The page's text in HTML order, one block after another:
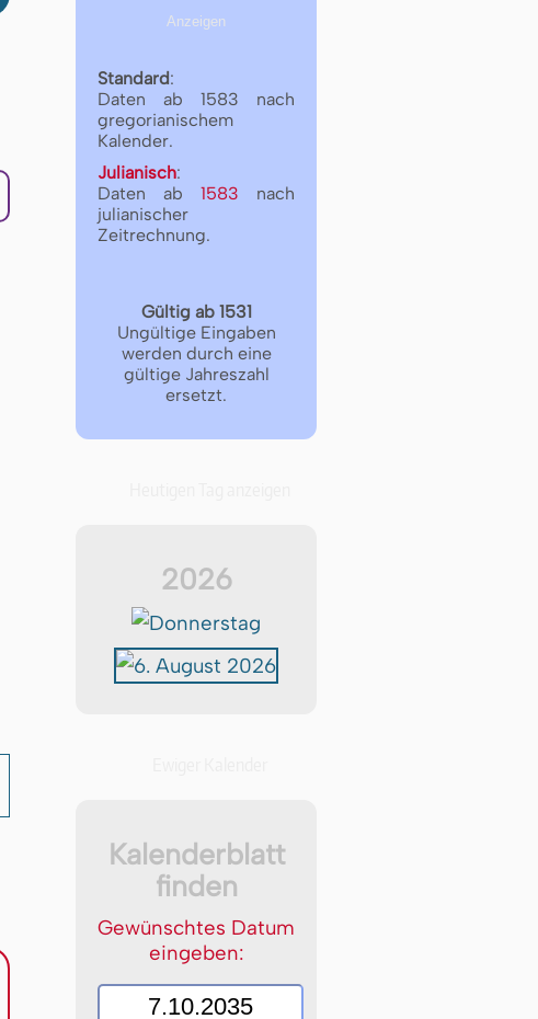
Standard:
Daten ab 1583 nach
gregorianischem
Kalender.
Julianisch:
Daten ab 1583 nach
julianischer
Zeitrechnung.
Gültig ab 1531
Ungültige Eingaben
werden durch eine
gültige Jahreszahl
ersetzt.
2026
Kalenderblatt
finden
Gewünschtes Datum
eingeben: